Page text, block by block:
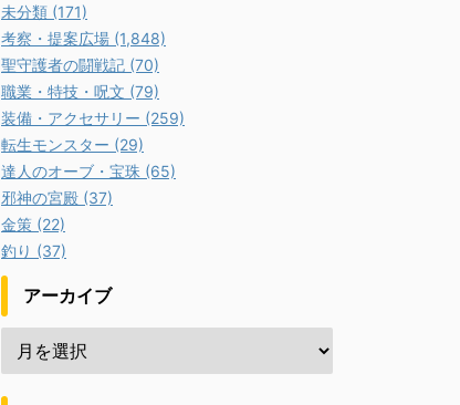
未分類 (171)
考察・提案広場 (1,848)
聖守護者の闘戦記 (70)
職業・特技・呪文 (79)
装備・アクセサリー (259)
転生モンスター (29)
達人のオーブ・宝珠 (65)
邪神の宮殿 (37)
金策 (22)
釣り (37)
アーカイブ